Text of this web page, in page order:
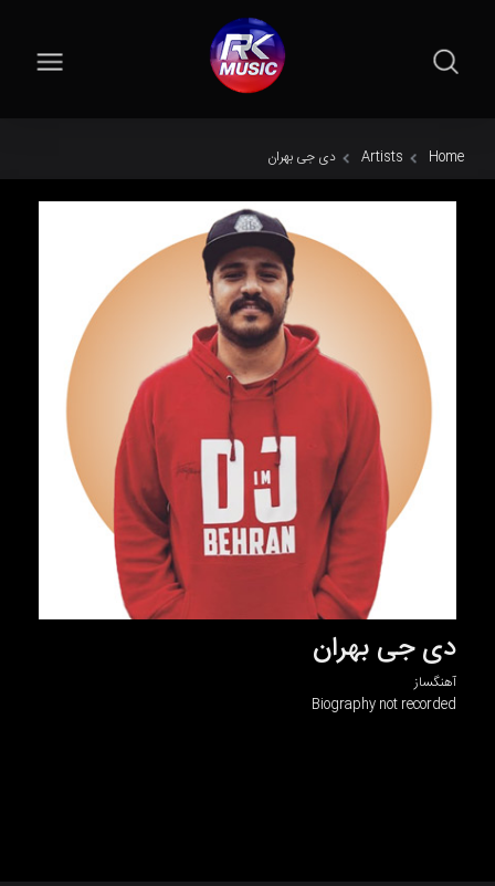
Home
Artists دی جی بهران
دی جی بهران
آهنگساز
Biography not recorded